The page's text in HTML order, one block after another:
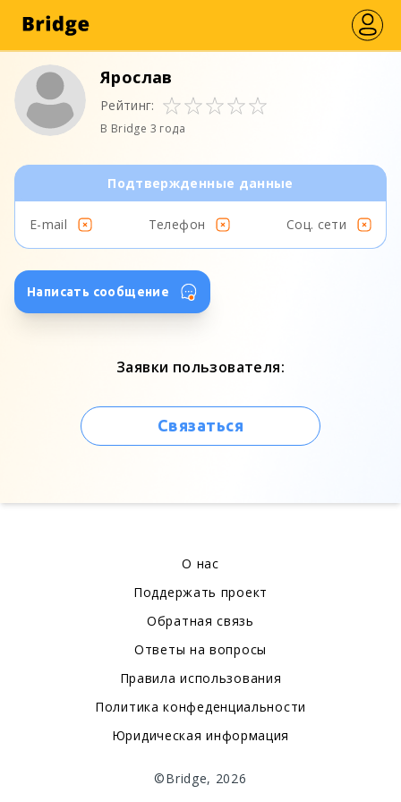
Ярослав
Рейтинг:
В Bridge 3 года
Подтвержденные данные
E-mail Телефон Соц. сети
Написать сообщение
Заявки пользователя:
Связаться
О нас
Поддержать проект
Обратная связь
Ответы на вопросы
Правила использования
Политика конфеденциальности
Юридическая информация
©Bridge, 2026